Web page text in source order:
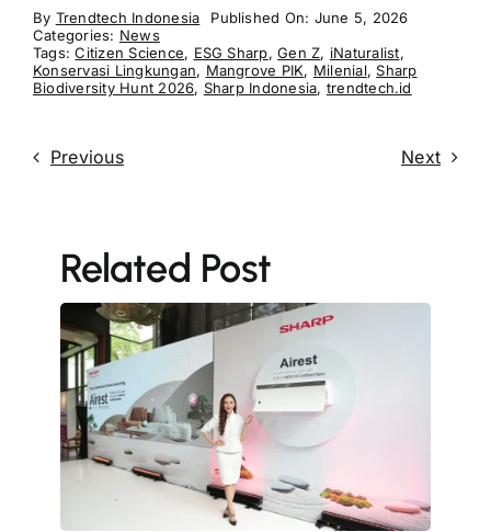
By Trendtech Indonesia
Published On: June 5, 2026
Categories: News
Tags:Citizen Science, ESG Sharp,Gen Z, iNaturalist,
Konservasi Lingkungan, Mangrove PIK, Milenial,Sharp
Biodiversity Hunt 2026, Sharp Indonesia, trendtech.id
Previous Next
Related Post